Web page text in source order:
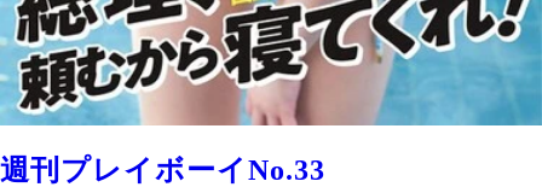
週刊プレイボーイNo.33